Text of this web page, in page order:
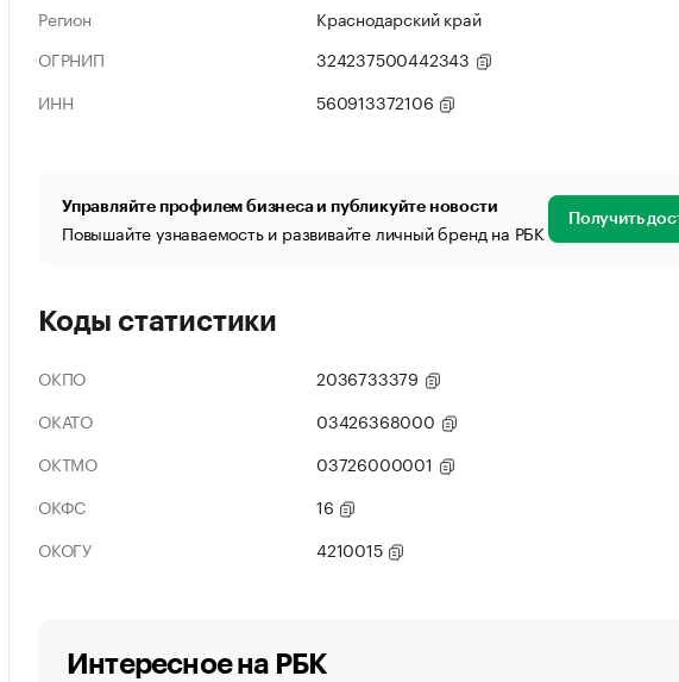
Регион
Краснодарский край
ОГРНИП
324237500442343
ИНН
560913372106
Управляйте профилем бизнеса и публикуйте новости
Повышайте узнаваемость и развивайте личный бренд на РБК Получить
Коды статистики
ОКПО
2036733379
ОКАТО
03426368000
ОКТМО
03726000001
ОКФС
16
ОКОГУ
4210015
Интересное на РБК